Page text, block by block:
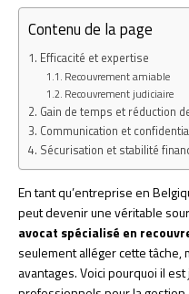
Contenu de la page
Efficacité et expertise
Recouvrement amiable
Recouvrement judiciaire
Gain de temps et réduction
Communication et
Sécurisation et stabilité
En tant qu’entreprise en
peut devenir une véritable
avocat spécialisé en
seulement alléger cette tâche,
avantages. Voici pourquoi il